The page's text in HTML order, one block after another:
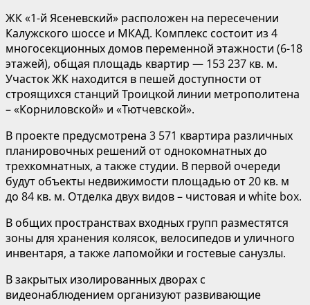
ЖК «1-й Ясеневский» расположен на пересечении
Калужского шоссе и МКАД. Комплекс состоит из 4
многосекционных домов переменной этажности (6-18
этажей), общая площадь квартир — 153 237 кв. м.
Участок ЖК находится в пешей доступности от
строящихся станций Троицкой линии метрополитена
– «Корниловской» и «Тютчевской».
В проекте предусмотрена 3 571 квартира различных
планировочных решений от однокомнатных до
трехкомнатных, а также студии. В первой очереди
будут объекты недвижимости площадью от 20 кв. м
до 84 кв. м. Отделка двух видов – чистовая и white box.
В общих пространствах входных групп разместятся
зоны для хранения колясок, велосипедов и уличного
инвентаря, а также лапомойки и гостевые санузлы.
В закрытых изолированных дворах с
видеонаблюдением организуют развивающие